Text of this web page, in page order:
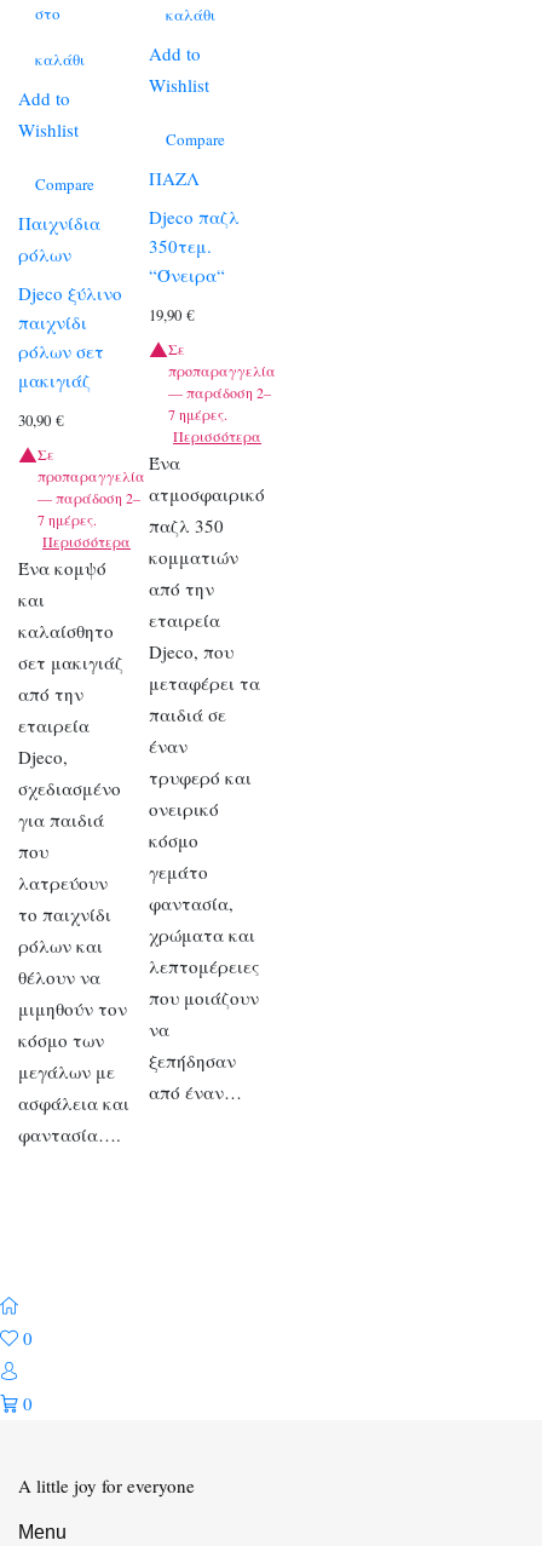
στο
καλάθι
Add to
Wishlist
Compare
Παιχνίδια
ρόλων
Djeco ξύλινο
παιχνίδι
ρόλων σετ
μακιγιάζ
30,90 €
Σε
προπαραγγελία
— παράδοση 2–
7 ημέρες.
Περισσότερα
Ένα κομψό
και
καλαίσθητο
σετ μακιγιάζ
από την
εταιρεία
Djeco,
σχεδιασμένο
για παιδιά
που
λατρεύουν
το παιχνίδι
ρόλων και
θέλουν να
μιμηθούν τον
κόσμο των
μεγάλων με
ασφάλεια και
φαντασία….
καλάθι
Add to
Wishlist
Compare
ΠΑΖΛ
Djeco παζλ
350τεμ.
“Όνειρα“
19,90€
Σε
προπαραγγελία
— παράδοση 2–
7 ημέρες.
Περισσότερα
Ένα
ατμοσφαιρικό
παζλ 350
κομματιών
από την
εταιρεία
Djeco, που
μεταφέρει τα
παιδιά σε
έναν
τρυφερό και
ονειρικό
κόσμο
γεμάτο
φαντασία,
χρώματα και
λεπτομέρειες
που μοιάζουν
να
ξεπήδησαν
από έναν…
0
0
A little joy for everyone
Menu